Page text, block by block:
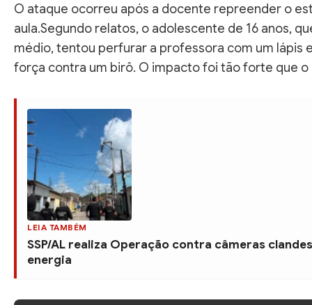
O ataque ocorreu após a docente repreender o
aula.Segundo relatos, o adolescente de 16 anos,
médio, tentou perfurar a professora com um lápis
força contra um birô. O impacto foi tão forte que o
LEIA TAMBÉM
SSP/AL realiza Operação contra câmeras
energia